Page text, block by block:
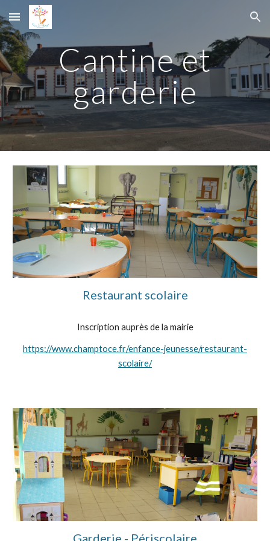
Skip to main content Skip to navigation
Cantine et
garderie
Restaurant scolaire
Inscription auprès de la mairie
https://www.champtoce.fr/enfance-jeunesse/restaurant-
scolaire/